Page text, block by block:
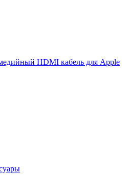
HDMI кабель для Apple